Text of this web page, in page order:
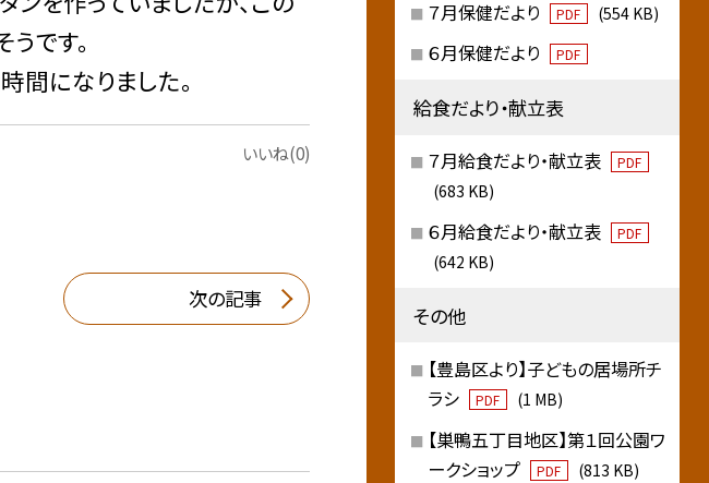
です。
間になりました。
いいね(0)
次の記事
７月保健だより PDF (554 KB)
６月保健だより PDF
給食だより・献立表
７月給食だより・献立表 PDF
(683 KB)
６月給食だより・献立表 PDF
(642 KB)
その他
【豊島区より】子どもの居場所チ
ラシ
PDF (1 MB)
【巣鴨五丁目地区】第１回公園ワ
ークショップ
PDF (813 KB)